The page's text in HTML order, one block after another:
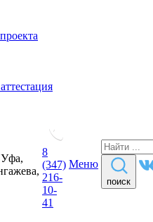
Уфа,
8
(347)
216-
10-
41
Меню
поиск